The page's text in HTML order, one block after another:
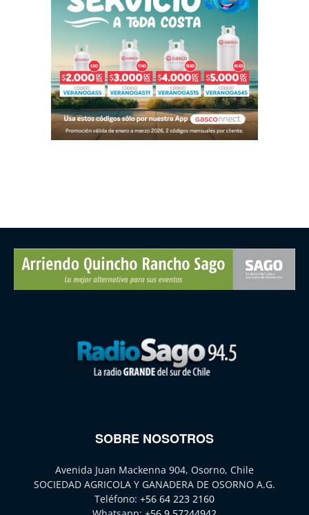
SOBRE NOSOTROS
Avenida Juan Mackenna 904, Osorno, Chile
SOCIEDAD AGRICOLA Y GANADERA DE OSORNO A.G.
Teléfono: +56 64 223 2160